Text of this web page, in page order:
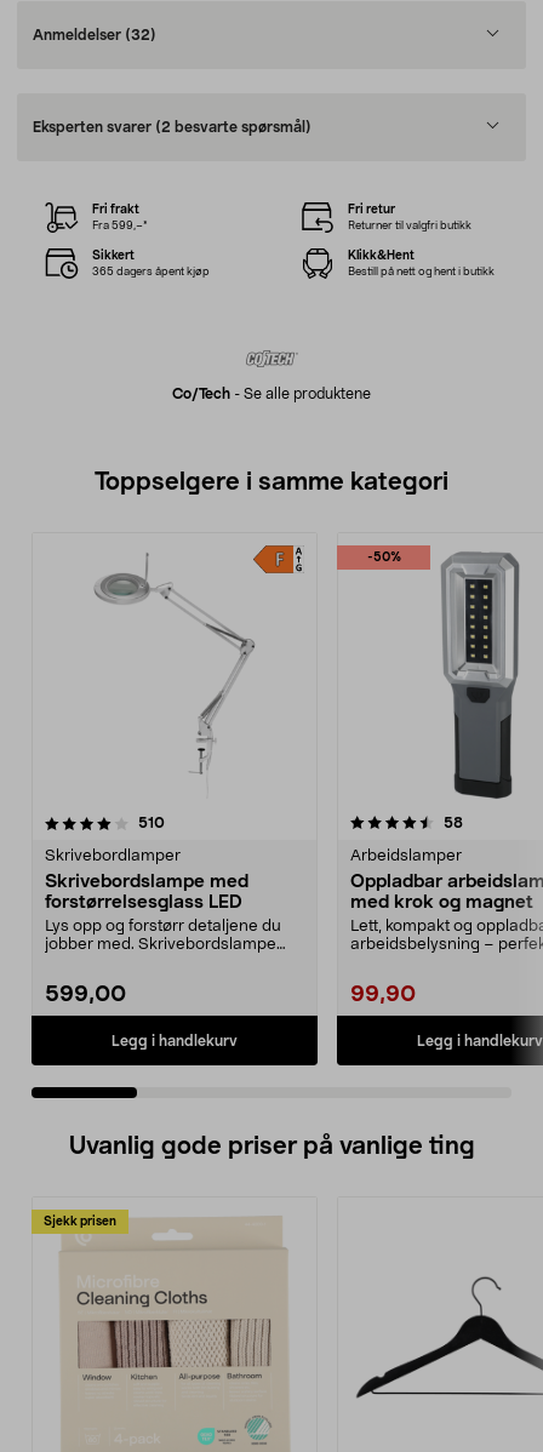
Anmeldelser (32)
Eksperten svarer (2 besvarte spørsmål)
Co/tech - Se alle produktene
Fri frakt
Fra 599,–*
Fri retur
Returner til valgfri butikk
Sikkert
365 dagers åpent kjøp
Klikk&Hent
Bestill på nett og hent i butikk
Toppselgere i samme kategori
510anmeldelser
Skrivebordlamper
Skrivebordslampe med
forstørrelsesglass LED
Lys opp og forstørr detaljene du
jobber med. Skrivebordslampe
599,00
Legg i handlekurv
-50%
4.5 av 5 stjerner 58
Arbeidslamper
Oppladbar
med krok og magnet
Lett, kompakt og
arbeidsbelysning –
99,90
Legg i handlekurv
4.5 av 5 stjerner
Uvanlig gode priser på vanlige ting
Sjekk prisen